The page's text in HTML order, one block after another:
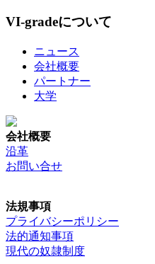
VI-gradeについて
ニュース
会社概要
パートナー
大学
会社概要
沿革
お問い合せ
法規事項
プライバシーポリシー
法的通知事項
現代の奴隷制度